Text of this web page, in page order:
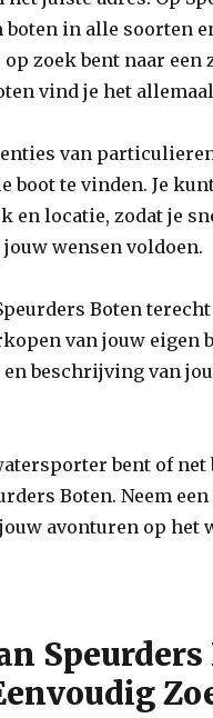
boten in alle soorten
op zoek bent naar
vind je het
van
boot te vinden. Je
en locatie, zodat je
wensen voldoen.
Boten
van jouw eigen
en beschrijving van
bent of
Boten. Neem
avonturen op het